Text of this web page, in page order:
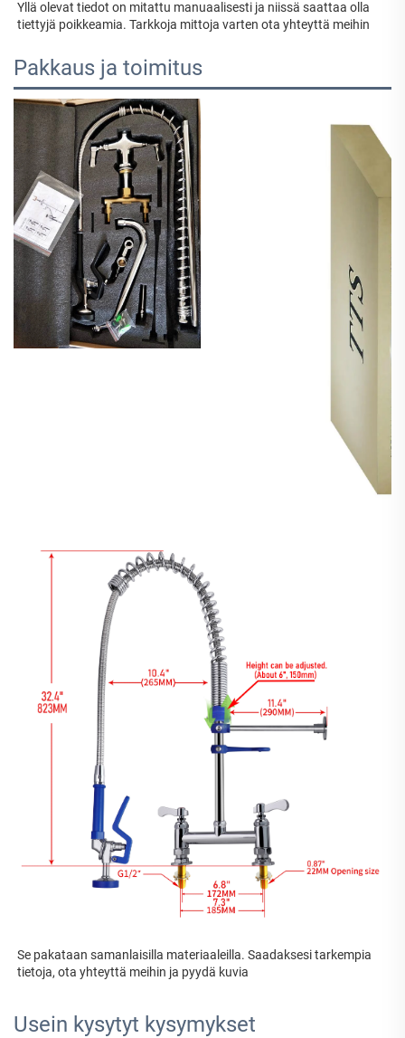
Yllä olevat tiedot on mitattu manuaalisesti ja niissä saattaa olla
tiettyjä poikkeamia. Tarkkoja mittoja varten ota yhteyttä meihin
Pakkaus ja toimitus
Se pakataan samanlaisilla materiaaleilla. Saadaksesi tarkempia
tietoja, ota yhteyttä meihin ja pyydä kuvia
Usein kysytyt kysymykset